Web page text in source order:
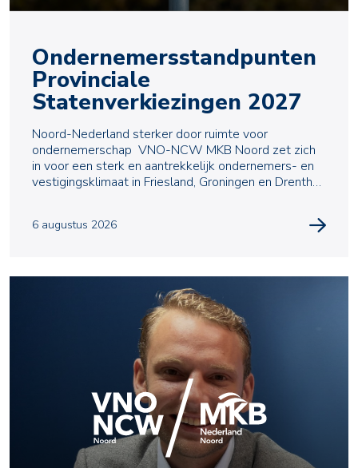
Ondernemersstandpunten
Provinciale
Statenverkiezingen 2027
Noord-Nederland sterker door ruimte voor
ondernemerschap VNO-NCW MKB Noord zet zich
in voor een sterk en aantrekkelijk ondernemers- en
vestigingsklimaat in Friesland, Groningen en Drenthe.
6 augustus 2026